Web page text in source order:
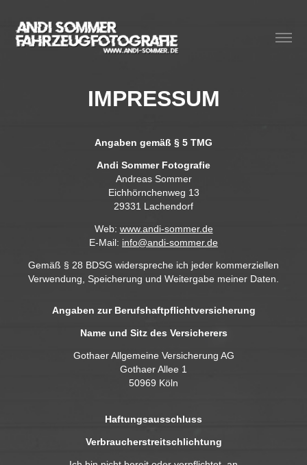
IMPRESSUM
Angaben gemäß § 5 TMG
Andi Sommer Fotografie
Andreas Sommer
Eichhörnchenweg 13
29331 Lachendorf
Web: www.andi-sommer.de
E-Mail: info@andi-sommer.de
Gemäß § 28 BDSG widerspreche ich jeder kommerziellen
Verwendung, Speicherung und Weitergabe meiner Daten.
​​​​​​​Angaben zur Berufshaftpflichtversicherung
Name und Sitz des Versicherers
Gothaer Allgemeine Versicherung AG
Gothaer Allee 1
50969 Köln
​​​​​​​​​​​​​​Haftungsausschluss
Verbraucherstreitschlichtung